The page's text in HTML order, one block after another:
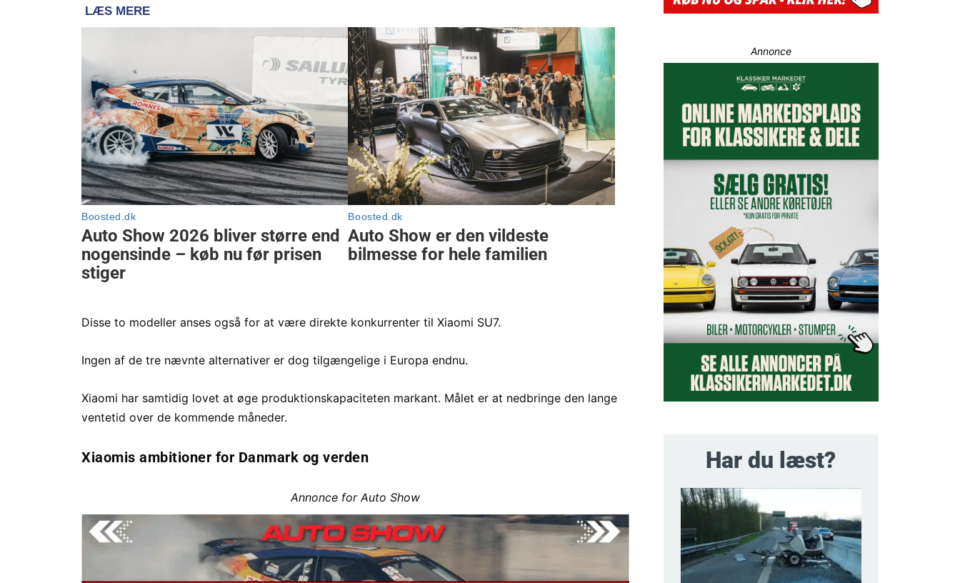
Disse to modeller anses også for at være direkte konkurrenter til Xiaomi SU7.
Ingen af de tre nævnte alternativer er dog tilgængelige i Europa endnu.
Xiaomi har samtidig lovet at øge produktionskapaciteten markant. Målet er at nedbringe den lange
ventetid over de kommende måneder.
Xiaomis ambitioner for Danmark og verden
Annonce for Auto Show
Annonce
Har du læst?